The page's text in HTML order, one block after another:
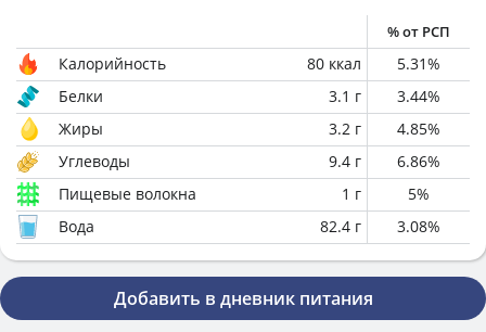
% от РСП
Калорийность 80 ккал 5.31%
Белки
3.1 г 3.44%
Жиры
3.2 г 4.85%
Углеводы
9.4 г 6.86%
Пищевые волокна
1 г 5%
Вода
82.4 г 3.08%
Добавить в дневник питания